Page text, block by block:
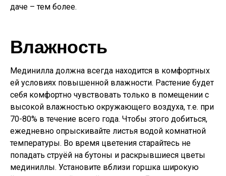
даче – тем более.
Влажность
Мединилла должна всегда находится в комфортных
ей условиях повышенной влажности. Растение будет
себя комфортно чувствовать только в помещении с
высокой влажностью окружающего воздуха, т.е. при
70-80% в течение всего года. Чтобы этого добиться,
ежедневно опрыскивайте листья водой комнатной
температуры. Во время цветения старайтесь не
попадать струёй на бутоны и раскрывшиеся цветы
мединиллы. Установите вблизи горшка широкую